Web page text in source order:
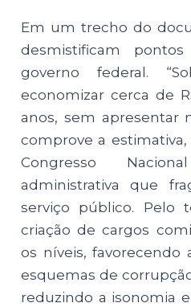
Em um trecho do
desmistificam
governo federal.
economizar cerca de
anos, sem apresentar
comprove a
Congresso
administrativa que
serviço público. Pelo
criação de cargos
os níveis,
esquemas de
reduzindo a isonomia